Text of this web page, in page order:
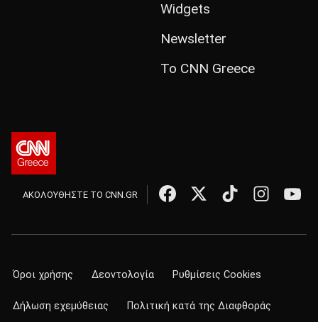
Widgets
Newsletter
Το CNN Greece
ΑΚΟΛΟΥΘΗΣΤΕ ΤΟ CNN.GR
Όροι χρήσης Δεοντολογία Ρυθμίσεις Cookies
Δήλωση εχεμύθειας Πολιτική κατά της Διαφθοράς